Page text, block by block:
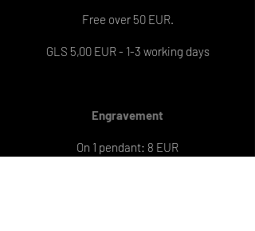
Free over 50 EUR.
GLS 5,00 EUR - 1-3 working days
Engravement
On 1 pendant: 8 EUR